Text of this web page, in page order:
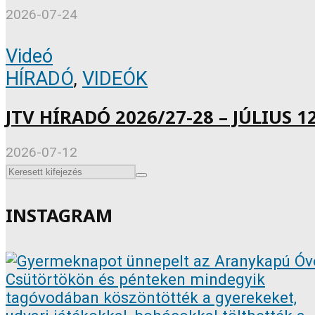
2026-07-24
Videó
HÍRADÓ, VIDEÓK
JTV HÍRADÓ 2026/27-28 – JÚLIUS
2026-07-12
INSTAGRAM